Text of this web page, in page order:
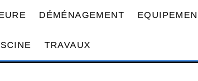
DÉMÉNAGEMENT
TRAVAUX